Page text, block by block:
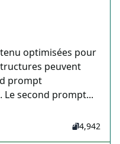
optimisées pour
peuvent
prompt
second prompt...
4,942